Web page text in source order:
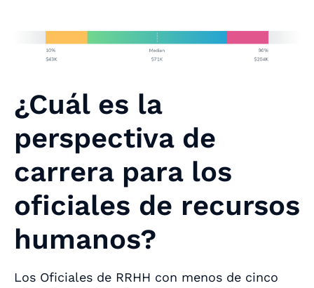
¿Cuál es la
perspectiva de
carrera para los
oficiales de recursos
humanos?
Los Oficiales de RRHH con menos de cinco